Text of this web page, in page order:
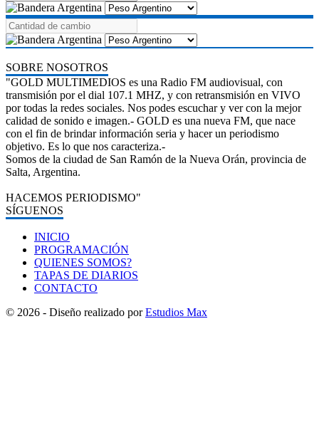
SOBRE NOSOTROS
"GOLD MULTIMEDIOS es una Radio FM audiovisual, con
transmisión por el dial 107.1 MHZ, y con retransmisión en VIVO
por todas la redes sociales. Nos podes escuchar y ver con la mejor
calidad de sonido e imagen.- GOLD es una nueva FM, que nace
con el fin de brindar información seria y hacer un periodismo
objetivo. Es lo que nos caracteriza.-
Somos de la ciudad de San Ramón de la Nueva Orán, provincia de
Salta, Argentina.
HACEMOS PERIODISMO"
SÍGUENOS
INICIO
PROGRAMACIÓN
QUIENES SOMOS?
TAPAS DE DIARIOS
CONTACTO
© 2026 - Diseño realizado porEstudios Max